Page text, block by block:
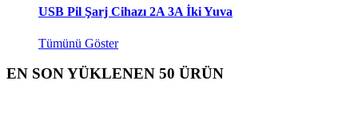
USB Pil Şarj Cihazı 2A 3A İki Yuva
Tümünü Göster
EN SON YÜKLENEN 50 ÜRÜN